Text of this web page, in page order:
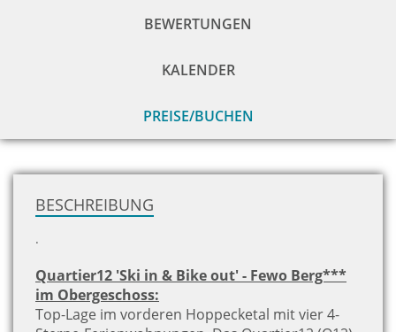
BEWERTUNGEN
KALENDER
PREISE/BUCHEN
BESCHREIBUNG
.
Quartier12 'Ski in & Bike out' - Fewo Berg***
im Obergeschoss:
Top-Lage im vorderen Hoppecketal mit vier 4-